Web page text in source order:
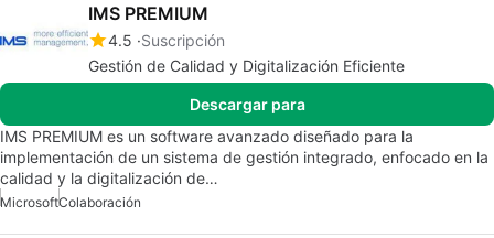
IMS PREMIUM
4.5 Suscripción
Gestión de Calidad y Digitalización Eficiente
Descargar para
IMS PREMIUM es un software avanzado diseñado para la
implementación de un sistema de gestión integrado, enfocado en la
calidad y la digitalización de…
MicrosoftColaboración